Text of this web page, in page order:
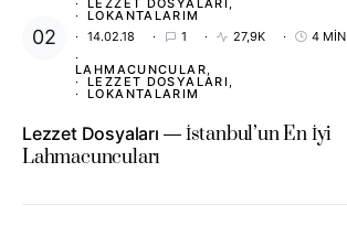
LEZZET DOSYALARI
LOKANTALARIM
14.02.18
1 27,9K 4 MIN
LAHMACUNCULAR
LEZZET DOSYALARI
LOKANTALARIM
Lezzet Dosyaları
İstanbul’un En İyi
Lahmacuncuları